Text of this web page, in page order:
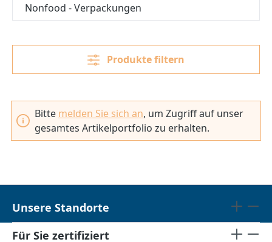
Nonfood - Verpackungen
Produkte filtern
Bitte melden Sie sich an, um Zugriff auf unser
gesamtes Artikelportfolio zu erhalten.
Unsere Standorte
Für Sie zertifiziert